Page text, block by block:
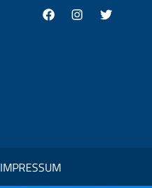
FacebookInstagram
Twitter
IMPRESSUM